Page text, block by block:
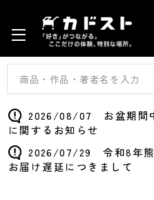
2026/08/07 お盆期間
に関するお知らせ
2026/07/29 令和8年熊
お届け遅延につきまして